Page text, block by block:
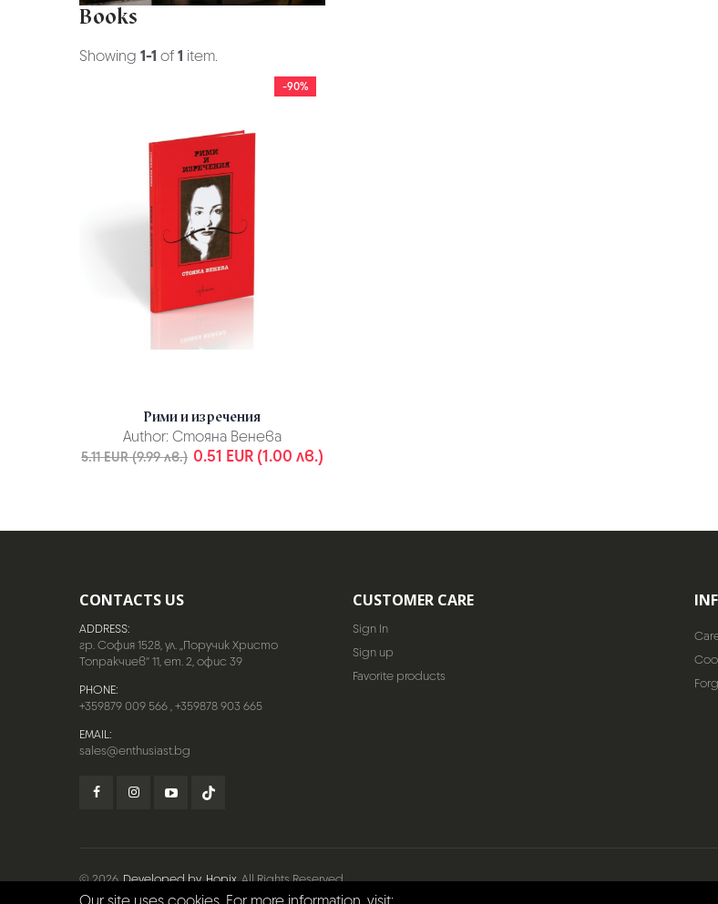
Books
Showing 1-1 of1 item.
-90%
Рими и изречения
Author: Стояна Венева
5.11 EUR (9.99 лв.) 0.51 EUR (1.00 лв.)
CONTACTS US
ADDRESS:
гр. София 1528, ул. „Поручик Христо
Топракчиев“ 11, ет. 2, офис 39
PHONE:
+359879 009 566,+359878 903 665
EMAIL:
sales@enthusiast.bg
CUSTOMER CARE
Sign In
Sign up
Favorite products
© 2026 Developed by Hopix. All Rights Reserved.